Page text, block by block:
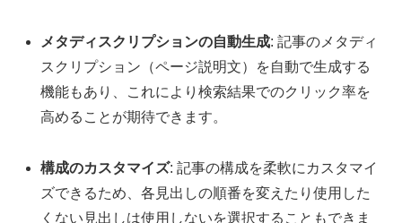
メタディスクリプションの自動生成: 記事のメタディ
スクリプション（ページ説明文）を自動で生成する
機能もあり、これにより検索結果でのクリック率を
高めることが期待できます。
構成のカスタマイズ: 記事の構成を柔軟にカスタマイ
ズできるため、各見出しの順番を変えたり使用した
くない見出しは使用しないを選択することもできま